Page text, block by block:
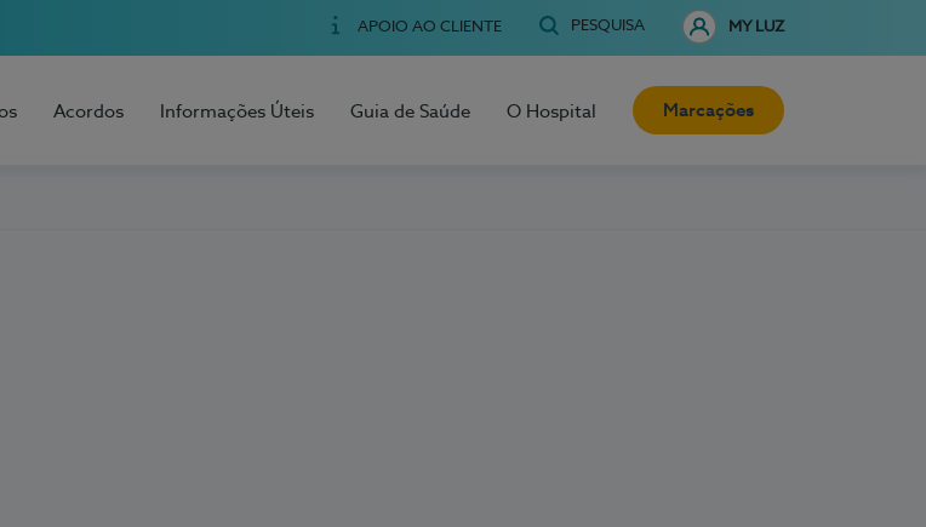
APOIO AO CLIENTE PESQUISA MY LUZ
Acordos Informações Úteis Guia de Saúde O Hospital Marcações